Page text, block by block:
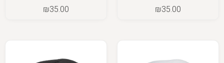
₪35.00
₪35.00